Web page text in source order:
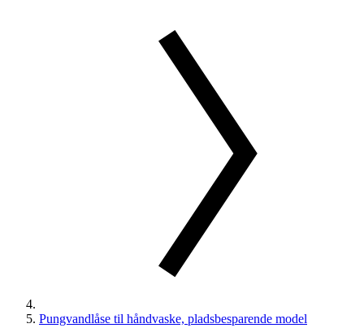
Pungvandlåse til håndvaske, pladsbesparende model